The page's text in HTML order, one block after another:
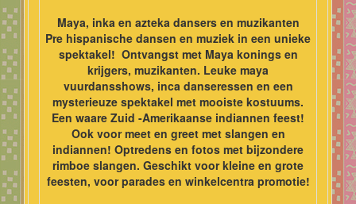
Maya, inka en azteka dansers en muzikanten
Pre hispanische dansen en muziek in een unieke
spektakel! Ontvangst met Maya konings en
krijgers, muzikanten. Leuke maya
vuurdansshows, inca danseressen en een
mysterieuze spektakel met mooiste kostuums.
Een waare Zuid -Amerikaanse indiannen feest!
Ook voor meet en greet met slangen en
indiannen! Optredens en fotos met bijzondere
rimboe slangen. Geschikt voor kleine en grote
feesten, voor parades en winkelcentra promotie!